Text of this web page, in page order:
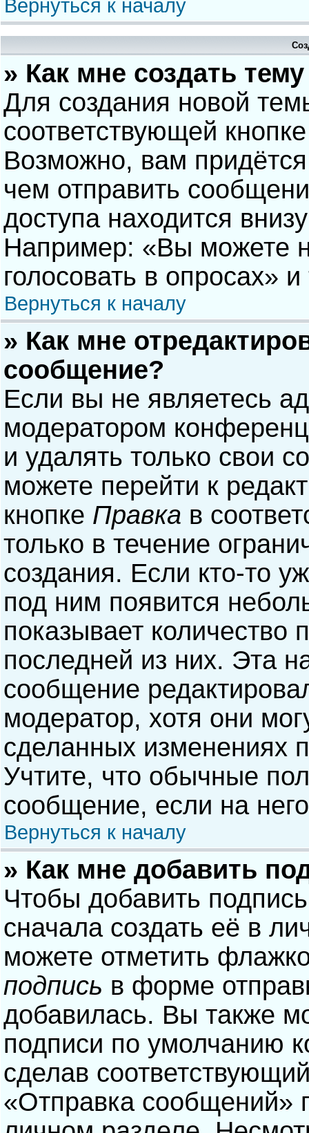
Вернуться к началу
» Как мне создать
Для создания новой
соответствующей
Возможно, вам
чем отправить
доступа находится
Например: «Вы можете
голосовать в опросах» и
Вернуться к началу
» Как мне
сообщение?
Если вы не являетесь
модератором
и удалять только свои
можете перейти к
кнопке Правка в
только в течение
создания. Если кто-то
под ним появится
показывает количество
последней из них. Эта
сообщение
модератор, хотя они
сделанных изменениях
Учтите, что обычные
сообщение, если на
Вернуться к началу
» Как мне добавить
Чтобы добавить
сначала создать её в
можете отметить
подпись в форме
добавилась. Вы также
подписи по умолчанию
сделав
«Отправка сообщений»